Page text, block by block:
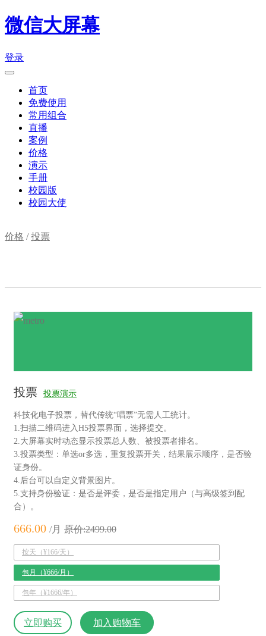
微信大屏幕
登录
首页
免费使用
常用组合
直播
案例
价格
演示
手册
校园版
校园大使
价格 /投票
投票 投票演示
科技化电子投票，替代传统“唱票”无需人工统计。
1.扫描二维码进入H5投票界面，选择提交。
2.大屏幕实时动态显示投票总人数、被投票者排名。
3.投票类型：单选or多选，重复投票开关，结果展示顺序，是否验
证身份。
4.后台可以自定义背景图片。
5.支持身份验证：是否是评委，是否是指定用户（与高级签到配
合）。
666.00 /月 原价:2499.00
按天（¥166/天）
包月（¥666/月）
包年（¥1666/年）
立即购买 加入购物车